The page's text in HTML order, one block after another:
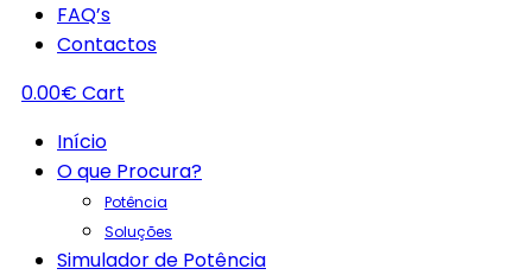
FAQ’s
Contactos
0.00€ Cart
Início
O que Procura?
Potência
Soluções
Simulador de Potência